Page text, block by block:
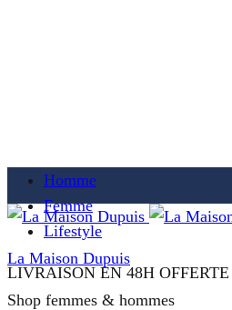
Homme
Femme
Lifestyle
LIVRAISON EN 48H
La Maison Dupuis
Shop femmes & hommes